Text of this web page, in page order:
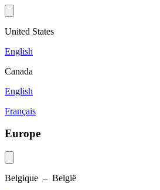
United States
English
Canada
English
Français
Europe
Belgique – België